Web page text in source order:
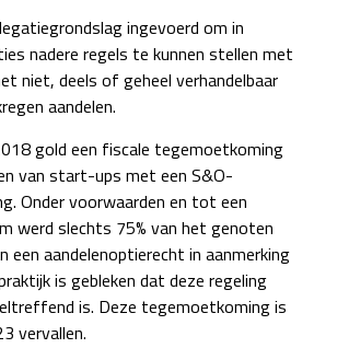
ingevoerd om in
nadere regels te kunnen stellen met
niet, deels of geheel verhandelbaar
aandelen.
gold een fiscale tegemoetkoming
van start-ups met een S&O-
Onder voorwaarden en tot een
werd slechts 75% van het genoten
een aandelenoptierecht in aanmerking
is gebleken dat deze regeling
is. Deze tegemoetkoming is
vervallen.